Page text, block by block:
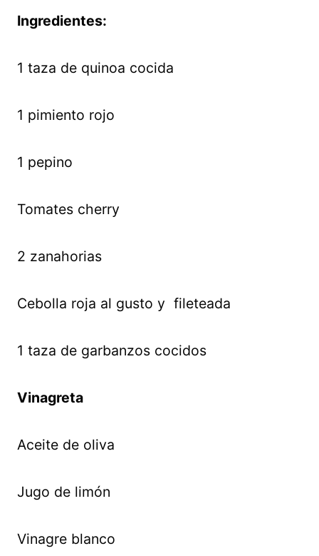
Ingredientes:
1 taza de quinoa cocida
1 pimiento rojo
1 pepino
Tomates cherry
2 zanahorias
Cebolla roja al gusto y fileteada
1 taza de garbanzos cocidos
Vinagreta
Aceite de oliva
Jugo de limón
Vinagre blanco